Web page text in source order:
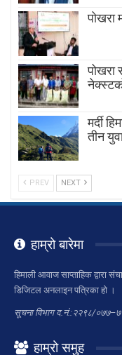
पोखरा
पोखरा
मर्दी
तीन
PREV NEXT
हाम्रो बारेमा
हिमाली आवाज साप्ताहिक द्वारा
डिजिटल अनलाइन पत्रिका हो ।
सूचना विभाग द.नं.:२२९८/
हाम्रो समुह